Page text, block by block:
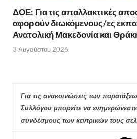
ΔΟΕ: Για τις απαλλακτικές
αφορούν διωκόμενους/ες
Ανατολική Μακεδονία και
3 Αυγούστου 2026
Για τις ανακοινώσεις των
Συλλόγου μπορείτε να
συνδέσμους των κεντρικών τους